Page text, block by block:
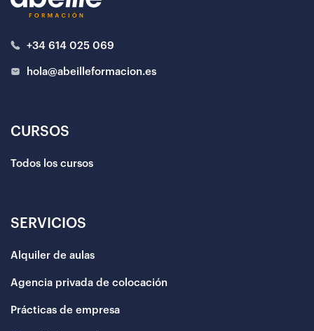
+34 614 025 069
hola@abeilleformacion.es
CURSOS
Todos los cursos
SERVICIOS
Alquiler de aulas
Agencia privada de colocación
Prácticas de empresa